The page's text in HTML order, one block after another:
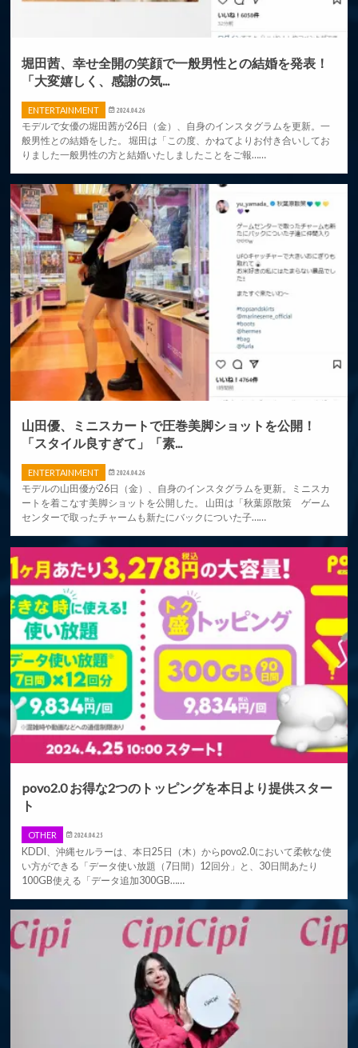
堀田茜、幸せ全開の笑顔で一般男性との結婚を発表！
「大変嬉しく、感謝の気...
ENTERTAINMENT 2024.04.26
モデルで女優の堀田茜が26日（金）、自身のインスタグラムを更新。一
般男性との結婚をした。 堀田は「この度、かねてよりお付き合いしてお
りました一般男性の方と結婚いたしましたことをご報……
山田優、ミニスカートで圧巻美脚ショットを公開！
「スタイル良すぎて」「素...
ENTERTAINMENT 2024.04.26
モデルの山田優が26日（金）、自身のインスタグラムを更新。ミニスカ
ートを着こなす美脚ショットを公開した。 山田は「秋葉原散策 ゲーム
センターで取ったチャームも新たにバックについた子……
povo2.0 お得な2つのトッピングを本日より提供スター
ト
OTHER 2024.04.25
KDDI、沖縄セルラーは、本日25日（木）からpovo2.0において柔軟な使
い方ができる「データ使い放題（7日間）12回分」と、30日間あたり
100GB使える「データ追加300GB……